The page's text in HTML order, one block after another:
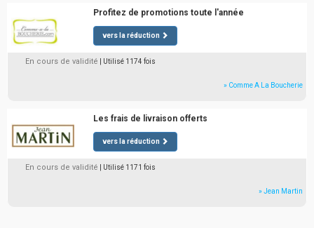
Profitez de promotions toute l'année
vers la réduction
En cours de validité | Utilisé 1174 fois
» Comme A La Boucherie
Les frais de livraison offerts
vers la réduction
En cours de validité | Utilisé 1171 fois
» Jean Martin